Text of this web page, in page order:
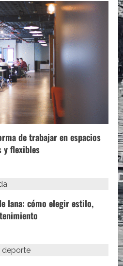
de trabajar en espacios
y flexibles
lana: cómo elegir estilo,